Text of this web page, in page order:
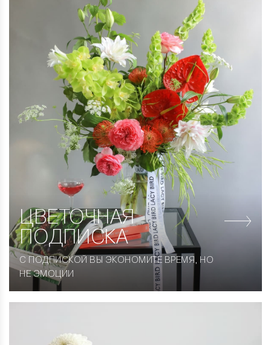
ЦВЕТОЧНАЯ
ПОДПИСКА
С ПОДПИСКОЙ ВЫ ЭКОНОМИТЕ ВРЕМЯ, НО
НЕ ЭМОЦИИ